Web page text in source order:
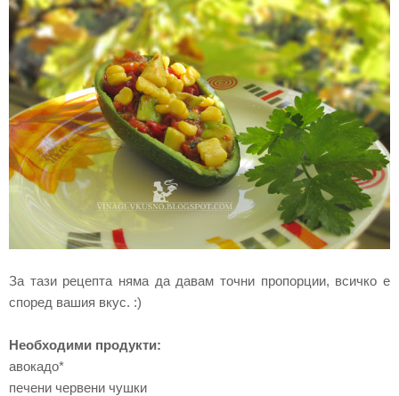
За тази рецепта няма да давам точни пропорции, всичко е
според вашия вкус. :)
Необходими продукти:
авокадо*
печени червени чушки